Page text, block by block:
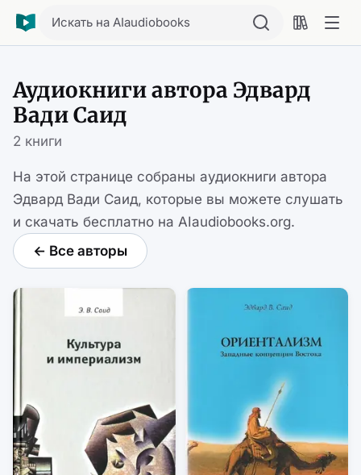
Искать на AIaudiobooks
Аудиокниги автора Эдвард
Вади Саид
2 книги
На этой странице собраны аудиокниги автора
Эдвард Вади Саид, которые вы можете слушать
и скачать бесплатно на AIaudiobooks.org.
← Все авторы